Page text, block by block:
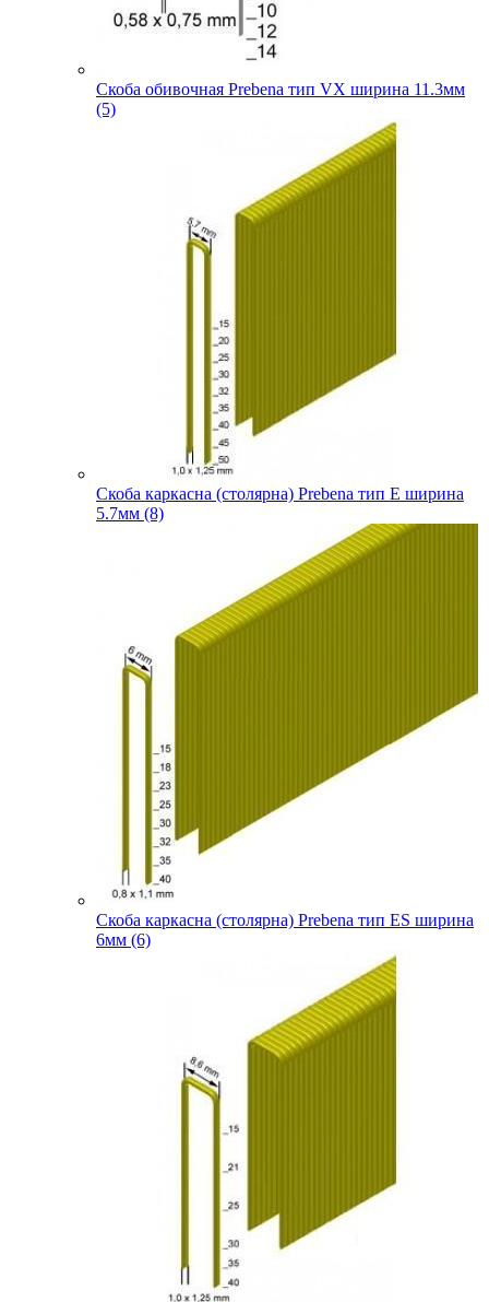
Скоба обивочная Prebena тип VX ширина 11.3мм
(5)
Скоба каркасна (столярна) Prebena тип E ширина
5.7мм (8)
Скоба каркасна (столярна) Prebena тип ES ширина
6мм (6)